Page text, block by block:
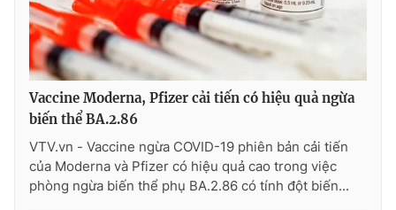
Vaccine Moderna, Pfizer cải tiến có hiệu quả ngừa
biến thể BA.2.86
VTV.vn - Vaccine ngừa COVID-19 phiên bản cải tiến
của Moderna và Pfizer có hiệu quả cao trong việc
phòng ngừa biến thể phụ BA.2.86 có tính đột biến...